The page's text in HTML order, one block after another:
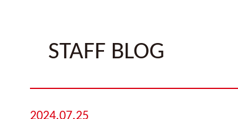
STAFF BLOG